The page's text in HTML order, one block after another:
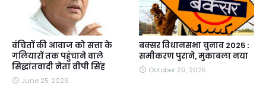
वंचितों की आवाज को सत्ता के
गलियारों तक पहुंचाने वाले
सिद्धांतवादी नेता वीपी सिंह
June 25, 2026
बक्सर विधानसभा चुनाव 2025 :
समीकरण पुराने, मुकाबला नया
October 29, 2025